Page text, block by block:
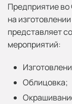
Предприятие во
на
представляет
мероприятий:
Облицовка;